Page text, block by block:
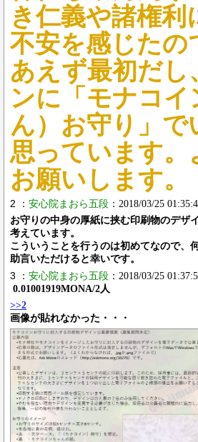
き仁義や諸権利
不安を感じたの
あえず最初だし
ンに「モナコイ
ん）お守り」で
思っています。
お願いします。
2 ： 安心院まおら五段 ：2018/03/25
お守りの中身の厚紙に挟む印刷物のデザ
考えています。
こういうことを行うのは初めてなので、
助言いただけると幸いです。
3 ： 安心院まおら五段 ：2018/03/25
0.01001919MONA/2人
>>2
画像が貼れなかった・・・